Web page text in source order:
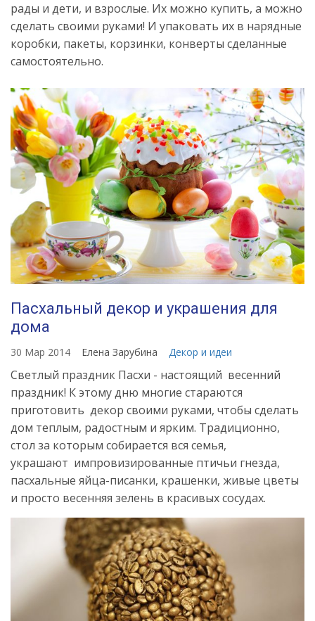
рады и дети, и взрослые. Их можно купить, а можно
сделать своими руками! И упаковать их в нарядные
коробки, пакеты, корзинки, конверты сделанные
самостоятельно.
Пасхальный декор и украшения для
дома
30 Мар 2014 Елена Зарубина Декор и идеи
Светлый праздник Пасхи - настоящий весенний
праздник! К этому дню многие стараются
приготовить декор своими руками, чтобы сделать
дом теплым, радостным и ярким. Традиционно,
стол за которым собирается вся семья,
украшают импровизированные птичьи гнезда,
пасхальные яйца-писанки, крашенки, живые цветы
и просто весенняя зелень в красивых сосудах.